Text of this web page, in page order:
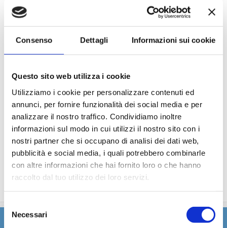
Consenso Dettagli Informazioni sui cookie
Questo sito web utilizza i cookie
Utilizziamo i cookie per personalizzare contenuti ed
annunci, per fornire funzionalità dei social media e per
analizzare il nostro traffico. Condividiamo inoltre
informazioni sul modo in cui utilizzi il nostro sito con i
nostri partner che si occupano di analisi dei dati web,
pubblicità e social media, i quali potrebbero combinarle
con altre informazioni che hai fornito loro o che hanno
raccolto dal tuo utilizzo dei loro servizi.
delNecessari
(giochi, concorsi, tornei, feste, serate a tema).
balli e le feste in programma tutte le sere durante la
L'utilizzo di tutte le attrezzature della nave: piscine,
biblioteca, discoteca.
La quota non comprende
Le quote di servizio (mance), le bevande, le escursioni a
terra nel corso della crociera, Assicurazione multirischi.
Tasse portuali
Le quote di servizio altri servizi (parrucchiere, massaggi,
trattamenti estetici, medico, navigazione internet,
Itinerario